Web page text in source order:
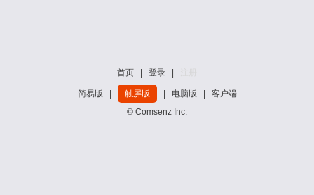
首页 登录
简易版 触屏版 电脑版
客户端
© Comsenz Inc.